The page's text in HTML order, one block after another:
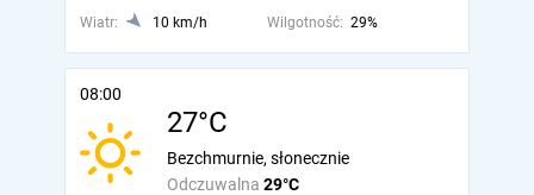
Wiatr: 10 km/h Wilgotność: 29%
08:00
27°C
Odczuwalna 29°C
Bezchmurnie, słonecznie